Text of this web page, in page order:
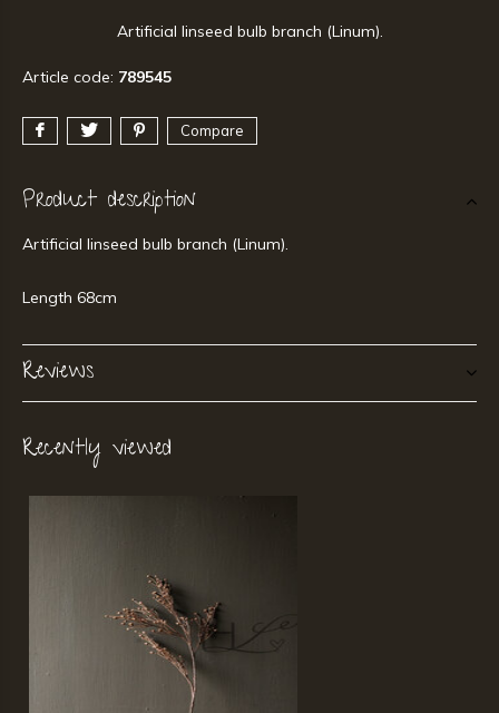
Artificial linseed bulb branch (Linum).
Article code: 789545
Compare
Product description
Artificial linseed bulb branch (Linum).
Length 68cm
Reviews
Recently viewed